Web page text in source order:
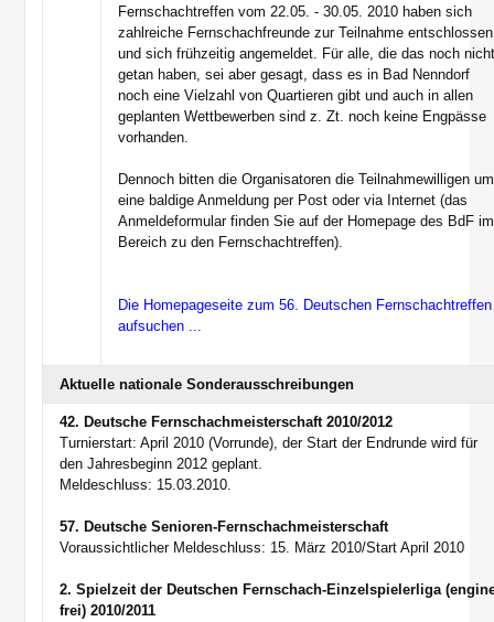
Fernschachtreffen vom 22.05. - 30.05. 2010 haben sich
zahlreiche Fernschachfreunde zur Teilnahme entschlossen
und sich frühzeitig angemeldet. Für alle, die das noch
getan haben, sei aber gesagt, dass es in Bad Nenndorf
noch eine Vielzahl von Quartieren gibt und auch in allen
geplanten Wettbewerben sind z. Zt. noch keine Engpässe
vorhanden.
Dennoch bitten die Organisatoren die Teilnahmewilligen um
eine baldige Anmeldung per Post oder via Internet (das
Anmeldeformular finden Sie auf der Homepage des BdF im
Bereich zu den Fernschachtreffen).
Die Homepageseite zum 56. Deutschen Fernschachtreffen
aufsuchen ...
Aktuelle nationale Sonderausschreibungen
42. Deutsche Fernschachmeisterschaft 2010/2012
Turnierstart: April 2010 (Vorrunde), der Start der Endrunde wird für
den Jahresbeginn 2012 geplant.
Meldeschluss: 15.03.2010.
57. Deutsche Senioren-Fernschachmeisterschaft
Voraussichtlicher Meldeschluss: 15. März 2010/Start April 2010
2. Spielzeit der Deutschen Fernschach-Einzelspielerliga
frei) 2010/2011